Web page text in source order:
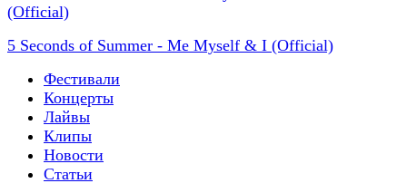
5 Seconds of Summer - Me Myself & I (Official)
Фестивали
Концерты
Лайвы
Клипы
Новости
Статьи